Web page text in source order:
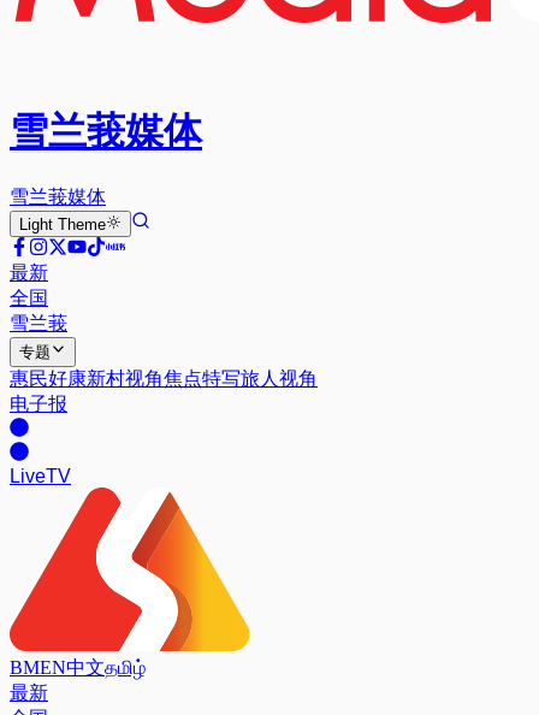
雪兰莪媒体
雪兰莪媒体
Light Theme
最新
全国
雪兰莪
专题
惠民好康新村视角焦点特写旅人视角
电子报
LiveTV
BMEN中文தமிழ்
最新